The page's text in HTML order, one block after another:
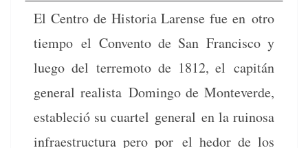
El Cen­tro de His­to­ria Larense fue en otro
tiem­poel Con­ven­to de San Fran­cis­co y
luego delter­re­mo­to de 1812, el capitán
gen­er­al real­ista Domin­go de Mon­teverde,
estable­ció su cuar­tel gen­er­al en la ruinosa
infraestruc­tura pero por el hedor de los